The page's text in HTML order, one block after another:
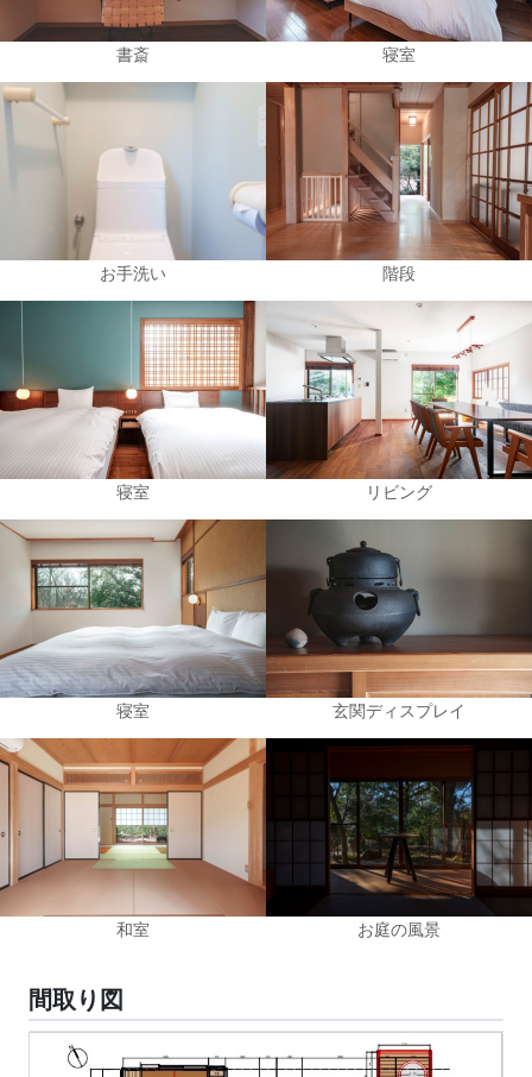
書斎 寝室
お手洗い 階段
寝室 リビング
寝室 玄関ディスプレイ
和室 お庭の風景
間取り図